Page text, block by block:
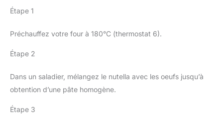
Étape 1
Préchauffez votre four à 180°C (thermostat 6).
Étape 2
Dans un saladier, mélangez le nutella avec les oeufs jusqu’à
obtention d’une pâte homogène.
Étape 3